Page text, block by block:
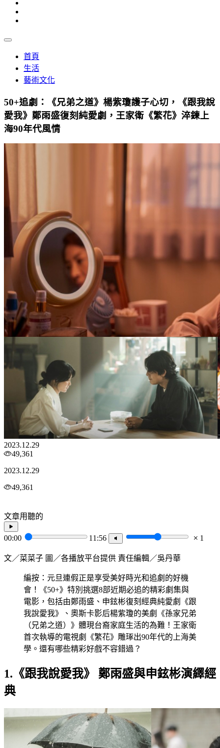
首頁
生活
藝術文化
50+追劇：《兄弟之道》楊紫瓊護子心切，《跟我說
愛我》鄭雨盛復刻純愛劇，王家衛《繁花》淬鍊上
海90年代風情
2023.12.29
49,361
2023.12.29
49,361
文章用聽的
00:00 11:56 1
文／菜菜子 圖／各播放平台提供 責任編輯／吳丹華
編按：元旦連假正是享受美好時光和追劇的好機
會！《50+》特別挑選8部近期必追的精彩劇集與
電影，包括由鄭雨盛、申鉉彬復刻經典純愛劇《跟
我說愛我》、奧斯卡影后楊紫瓊的美劇《孫家兄弟
（兄弟之道）》體現台裔家庭生活的為難！王家衛
首次執導的電視劇《繁花》雕琢出90年代的上海美
學。還有哪些精彩好戲不容錯過？
1.《跟我說愛我》 鄭雨盛與申鉉彬演繹經
典